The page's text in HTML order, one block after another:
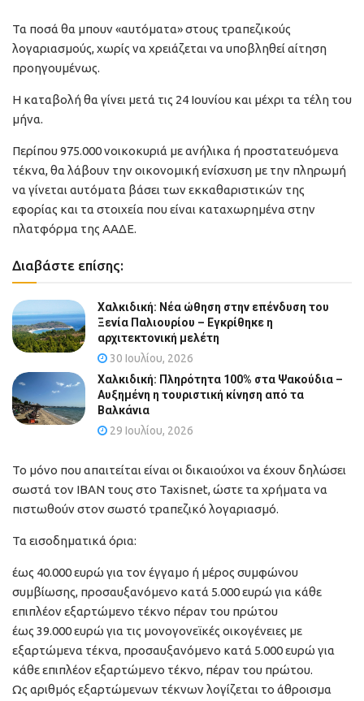
Τα ποσά θα μπουν «αυτόματα» στους τραπεζικούς
λογαριασμούς, χωρίς να χρειάζεται να υποβληθεί αίτηση
προηγουμένως.
Η καταβολή θα γίνει μετά τις 24 Ιουνίου και μέχρι τα τέλη του
μήνα.
Περίπου 975.000 νοικοκυριά με ανήλικα ή προστατευόμενα
τέκνα, θα λάβουν την οικονομική ενίσχυση με την πληρωμή
να γίνεται αυτόματα βάσει των εκκαθαριστικών της
εφορίας και τα στοιχεία που είναι καταχωρημένα στην
πλατφόρμα της ΑΑΔΕ.
Διαβάστε επίσης:
Χαλκιδική: Νέα ώθηση στην επένδυση του
Ξενία Παλιουρίου – Εγκρίθηκε η
αρχιτεκτονική μελέτη
30 Ιουλίου, 2026
Χαλκιδική: Πληρότητα 100% στα Ψακούδια –
Αυξημένη η τουριστική κίνηση από τα
Βαλκάνια
29 Ιουλίου, 2026
Το μόνο που απαιτείται είναι οι δικαιούχοι να έχουν δηλώσει
σωστά τον IBAN τους στο Taxisnet, ώστε τα χρήματα να
πιστωθούν στον σωστό τραπεζικό λογαριασμό.
Τα εισοδηματικά όρια:
έως 40.000 ευρώ για τον έγγαμο ή μέρος συμφώνου
συμβίωσης, προσαυξανόμενο κατά 5.000 ευρώ για κάθε
επιπλέον εξαρτώμενο τέκνο πέραν του πρώτου
έως 39.000 ευρώ για τις μονογονεϊκές οικογένειες με
εξαρτώμενα τέκνα, προσαυξανόμενο κατά 5.000 ευρώ για
κάθε επιπλέον εξαρτώμενο τέκνο, πέραν του πρώτου.
Ως αριθμός εξαρτώμενων τέκνων λογίζεται το άθροισμα